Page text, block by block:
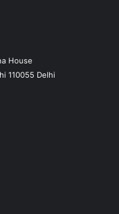
House
110055 Delhi